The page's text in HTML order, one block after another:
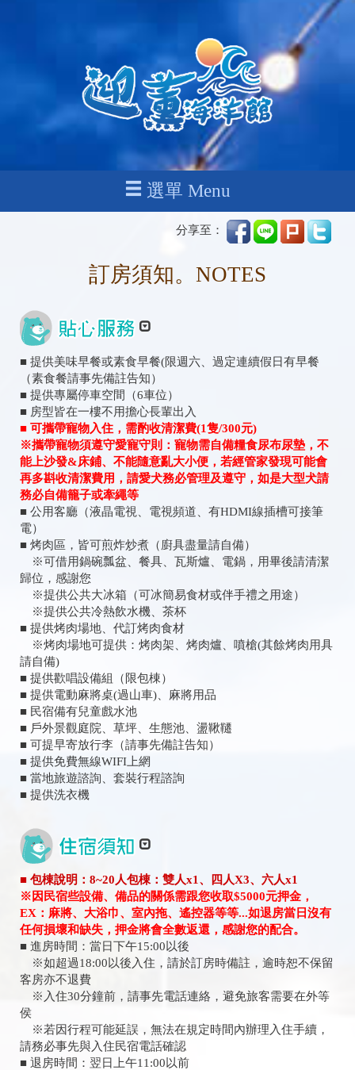
選單 Menu
分享至：
訂房須知。NOTES
■ 提供美味早餐或素食早餐(限週六、過定連續假日有早餐
（素食餐請事先備註告知）
■ 提供專屬停車空間（6車位）
■ 房型皆在一樓不用擔心長輩出入
■ 可攜帶寵物入住，需酌收清潔費(1隻/300元)
※攜帶寵物須遵守愛寵守則：寵物需自備糧食尿布尿墊，不
能上沙發&床鋪、不能隨意亂大小便，若經管家發現可能會
再多斟收清潔費用，請愛犬務必管理及遵守，如是大型犬請
務必自備籠子或牽繩等
■ 公用客廳（液晶電視、電視頻道、有HDMI線插槽可接筆
電）
■ 烤肉區，皆可煎炸炒煮（廚具盡量請自備）
※可借用鍋碗瓢盆、餐具、瓦斯爐、電鍋，用畢後請清潔
歸位，感謝您
※提供公共大冰箱（可冰簡易食材或伴手禮之用途）
※提供公共冷熱飲水機、茶杯
■ 提供烤肉場地、代訂烤肉食材
※烤肉場地可提供：烤肉架、烤肉爐、噴槍(其餘烤肉用具
請自備)
■ 提供歡唱設備組（限包棟）
■ 提供電動麻將桌(過山車)、麻將用品
■ 民宿備有兒童戲水池
■ 戶外景觀庭院、草坪、生態池、盪鞦韆
■ 可提早寄放行李（請事先備註告知）
■ 提供免費無線WIFI上網
■ 當地旅遊諮詢、套裝行程諮詢
■ 提供洗衣機
■ 包棟說明：8~20人包棟：雙人x1、四人X3、六人x1
※因民宿些設備、備品的關係需跟您收取$5000元押金，
EX：麻將、大浴巾、室內拖、遙控器等等...如退房當日沒有
任何損壞和缺失，押金將會全數返還，感謝您的配合。
■ 進房時間：當日下午15:00以後
※如超過18:00以後入住，請於訂房時備註，逾時恕不保留
客房亦不退費
※入住30分鐘前，請事先電話連絡，避免旅客需要在外等
侯
※若因行程可能延誤，無法在規定時間內辦理入住手續，
請務必事先與入住民宿電話確認
■ 退房時間：翌日上午11:00以前